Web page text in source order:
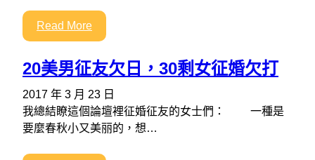
Read More
20美男征友欠日，30剩女征婚欠打
2017 年 3 月 23 日
我總結瞭這個論壇裡征婚征友的女士們： 一種是
要麼春秋小又美丽的，想…